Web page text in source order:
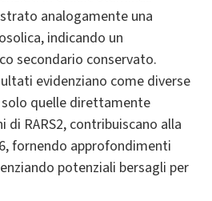
analogamente una
indicando un
secondario conservato.
evidenziano come diverse
quelle direttamente
RARS2, contribuiscano alla
fornendo approfondimenti
potenziali bersagli per